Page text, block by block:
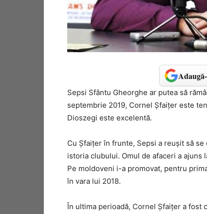
Sepsi Sfântu Gheorghe ar putea să
septembrie 2019, Cornel Șfaițer este
Dioszegi este excelentă.
Cu Șfaițer în frunte, Sepsi a reușit să
istoria clubului. Omul de afaceri a ajuns
Pe moldoveni i-a promovat, pentru
în vara lui 2018.
În ultima perioadă, Cornel Șfaițer a fost